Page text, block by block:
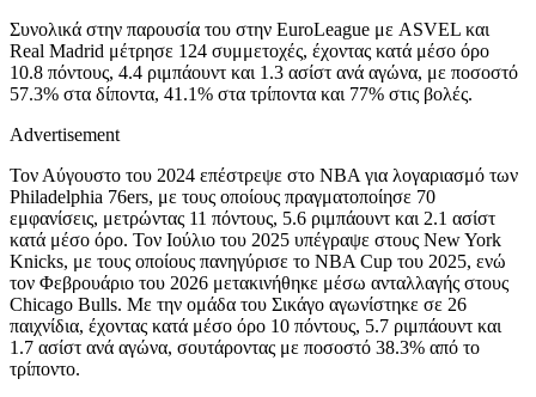
Συνολικά στην παρουσία του στην EuroLeague με ASVEL και
Real Madrid μέτρησε 124 συμμετοχές, έχοντας κατά μέσο όρο
10.8 πόντους, 4.4 ριμπάουντ και 1.3 ασίστ ανά αγώνα, με ποσοστό
57.3% στα δίποντα, 41.1% στα τρίποντα και 77% στις βολές.
Advertisement
Τον Αύγουστο του 2024 επέστρεψε στο NBA για λογαριασμό των
Philadelphia 76ers, με τους οποίους πραγματοποίησε 70
εμφανίσεις, μετρώντας 11 πόντους, 5.6 ριμπάουντ και 2.1 ασίστ
κατά μέσο όρο. Τον Ιούλιο του 2025 υπέγραψε στους New York
Knicks, με τους οποίους πανηγύρισε το NBA Cup του 2025, ενώ
τον Φεβρουάριο του 2026 μετακινήθηκε μέσω ανταλλαγής στους
Chicago Bulls. Με την ομάδα του Σικάγο αγωνίστηκε σε 26
παιχνίδια, έχοντας κατά μέσο όρο 10 πόντους, 5.7 ριμπάουντ και
1.7 ασίστ ανά αγώνα, σουτάροντας με ποσοστό 38.3% από το
τρίποντο.